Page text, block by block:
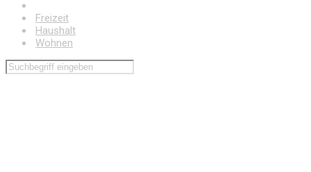
Freizeit
Haushalt
Wohnen